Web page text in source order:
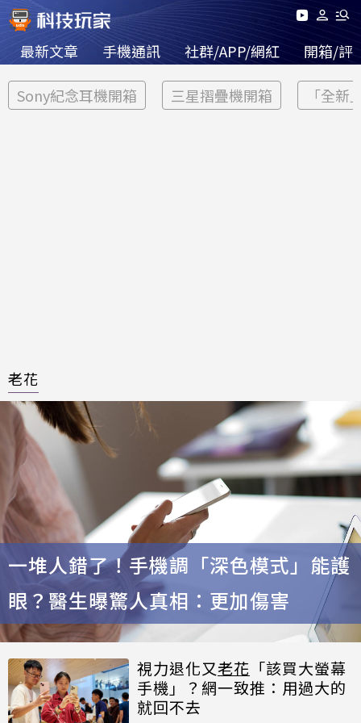
最新文章 手機通訊 社群/APP/網紅 開箱/評
Sony紀念耳機開箱 三星摺疊機開箱 「全新
老花
一堆人錯了！手機調「深色模式」能護
眼？醫生曝驚人真相：更加傷害
視力退化又老花 「該買大螢幕
手機」？網一致推：用過大的
就回不去